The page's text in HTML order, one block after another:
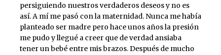
persiguiendo nuestros verdaderos deseos y no es
así. A mí me pasó con la maternidad. Nunca me había
planteado ser madre pero hace unos años la presión
me pudo y llegué a creer que de verdad ansiaba
tener un bebé entre mis brazos. Después de mucho